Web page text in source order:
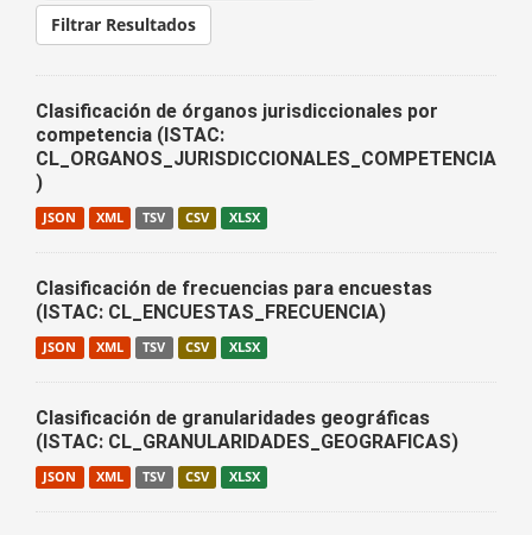
Filtrar Resultados
Clasificación de órganos jurisdiccionales por
competencia (ISTAC:
CL_ORGANOS_JURISDICCIONALES_COMPETENCIA
)
JSON XML TSV CSV XLSX
Clasificación de frecuencias para encuestas
(ISTAC: CL_ENCUESTAS_FRECUENCIA)
JSON XML TSV CSV XLSX
Clasificación de granularidades geográficas
(ISTAC: CL_GRANULARIDADES_GEOGRAFICAS)
JSON XML TSV CSV XLSX